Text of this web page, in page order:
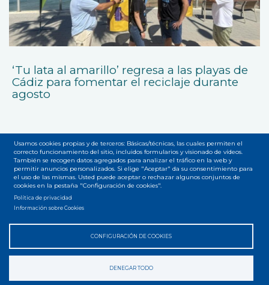
‘Tu lata al amarillo’ regresa a las playas de
Cádiz para fomentar el reciclaje durante
agosto
Menú
del
Accesibilidad Privacidad Legal Cookies Mapa web
Usamos cookies propias y de terceros: Básicas/técnicas, las cuales permiten el
correcto funcionamiento del sitio, incluidos formularios y visionado de vídeos.
También se recogen datos agregados para analizar el tráfico en la web y
permitir anuncios personalizados. Si elige "Aceptar" da su consentimiento para
el uso de las mismas. Usted puede aceptar o rechazar algunos conjuntos de
cookies en la pestaña "Configuración de cookies".
Política de privacidad
Información sobre Cookies
CONFIGURACIÓN DE COOKIES
DENEGAR TODO